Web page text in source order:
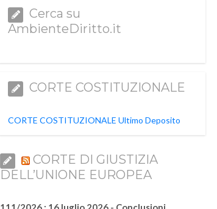
Cerca su
AmbienteDiritto.it
CORTE COSTITUZIONALE
CORTE COSTITUZIONALE Ultimo Deposito
CORTE DI GIUSTIZIA
DELL’UNIONE EUROPEA